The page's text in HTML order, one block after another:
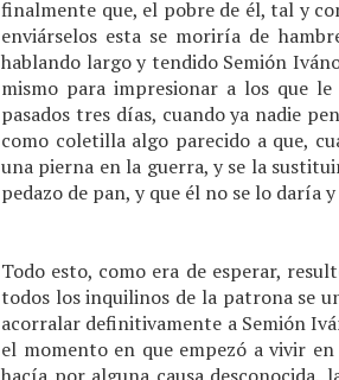
finalmente que, el pobre de él, tal y
enviárselos esta se moriría de
hablando largo y tendido Semión
mismo para impresionar a los que
pasados tres días, cuando ya nadie
como coletilla algo parecido a que,
una pierna en la guerra, y se la
pedazo de pan, y que él no se lo daría
Todo esto, como era de esperar,
todos los inquilinos de la patrona se
acorralar definitivamente a Semión
el momento en que empezó a vivir